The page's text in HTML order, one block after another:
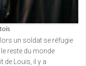
un soldat se réfugie
reste du monde
de Louis, il y a